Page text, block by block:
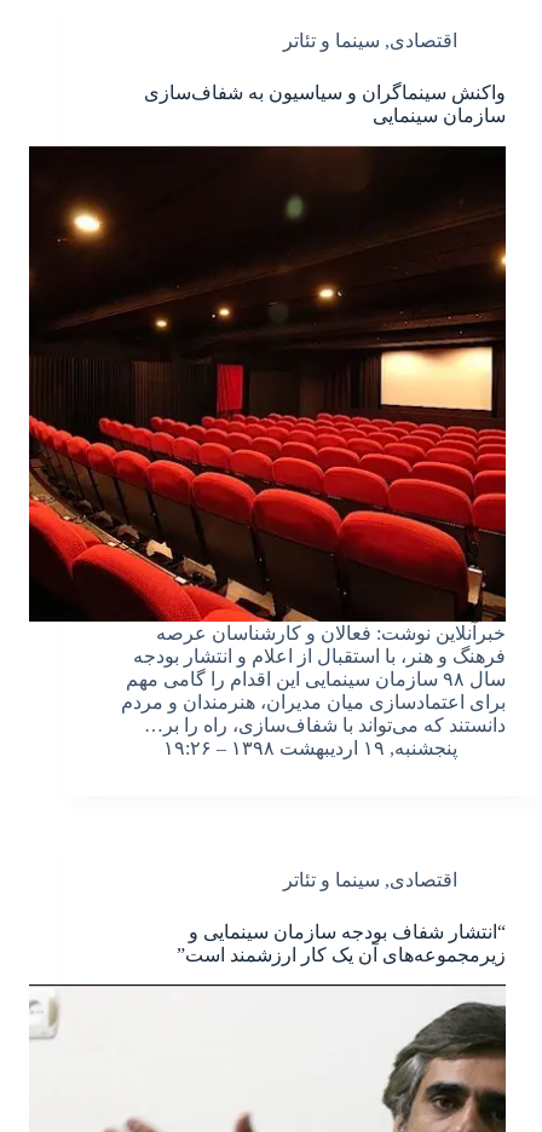
اقتصادی, سینما و تئاتر
واکنش سینماگران و سیاسیون به شفاف‌سازی
سازمان سینمایی
خبرآنلاین نوشت: فعالان و کارشناسان عرصه
فرهنگ و هنر، با استقبال از اعلام و انتشار بودجه
سال ۹۸ سازمان سینمایی این اقدام را گامی مهم
برای اعتمادسازی میان مدیران، هنرمندان و مردم
دانستند که می‌تواند با شفاف‌سازی، راه را بر…
پنجشنبه, ۱۹ اردیبهشت ۱۳۹۸ – ۱۹:۲۶
اقتصادی, سینما و تئاتر
“انتشار شفاف بودجه سازمان سینمایی و
زیرمجموعه‌های آن یک کار ارزشمند است”